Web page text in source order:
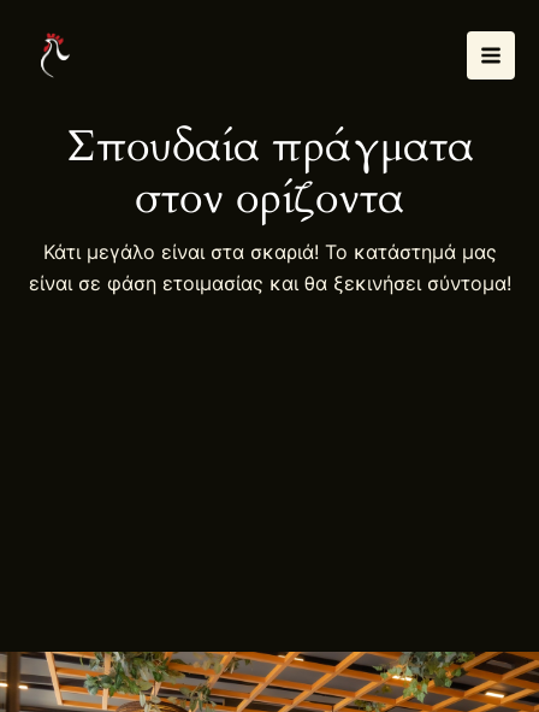
περιεχόμενο
Σπουδαία πράγματα
στον ορίζοντα
Κάτι μεγάλο είναι στα σκαριά! Το κατάστημά μας
είναι σε φάση ετοιμασίας και θα ξεκινήσει σύντομα!